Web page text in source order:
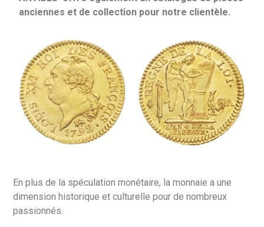
anciennes et de collection pour notre clientèle.
En plus de la spéculation monétaire, la monnaie a une
dimension historique et culturelle pour de nombreux
passionnés.